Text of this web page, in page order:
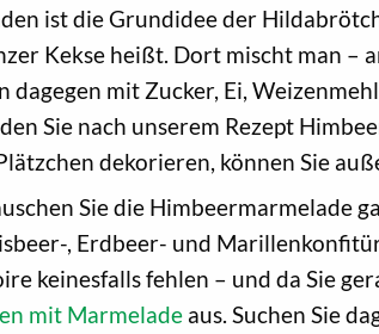
ist die Grundidee der
Kekse heißt. Dort mischt man –
dagegen mit Zucker, Ei,
Sie nach unserem Rezept
dekorieren, können Sie
Sie die Himbeermarmelade
, Erdbeer- und
keinesfalls fehlen – und da Sie
mit Marmelade aus. Suchen Sie